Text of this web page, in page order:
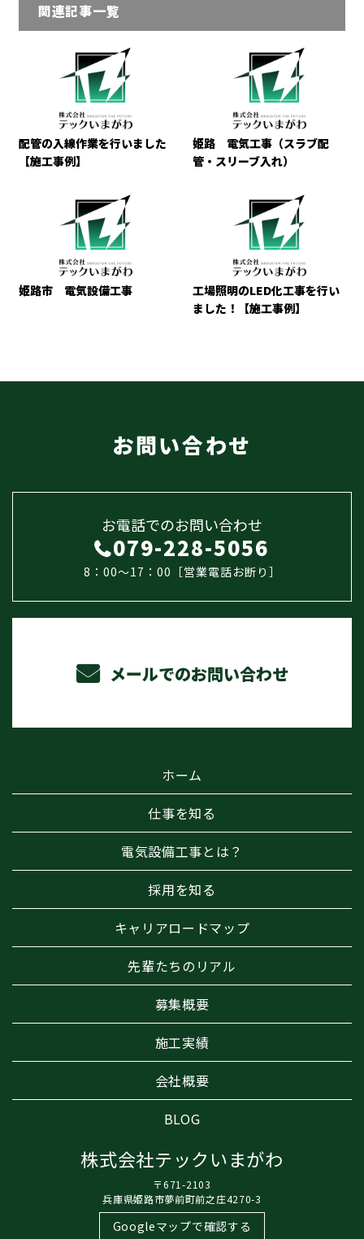
関連記事一覧
配管の入線作業を行いました
【施工事例】
姫路 電気工事（スラブ配
管・スリーブ入れ）
姫路市 電気設備工事
工場照明のLED化工事を行い
ました！【施工事例】
お問い合わせ
お電話でのお問い合わせ
079-228-5056
8：00～17：00［営業電話お断り］
メールでのお問い合わせ
ホーム
仕事を知る
電気設備工事とは？
採用を知る
キャリアロードマップ
先輩たちのリアル
募集概要
施工実績
会社概要
BLOG
株式会社テックいまがわ
〒671-2103
兵庫県姫路市夢前町前之庄4270-3
Googleマップで確認する